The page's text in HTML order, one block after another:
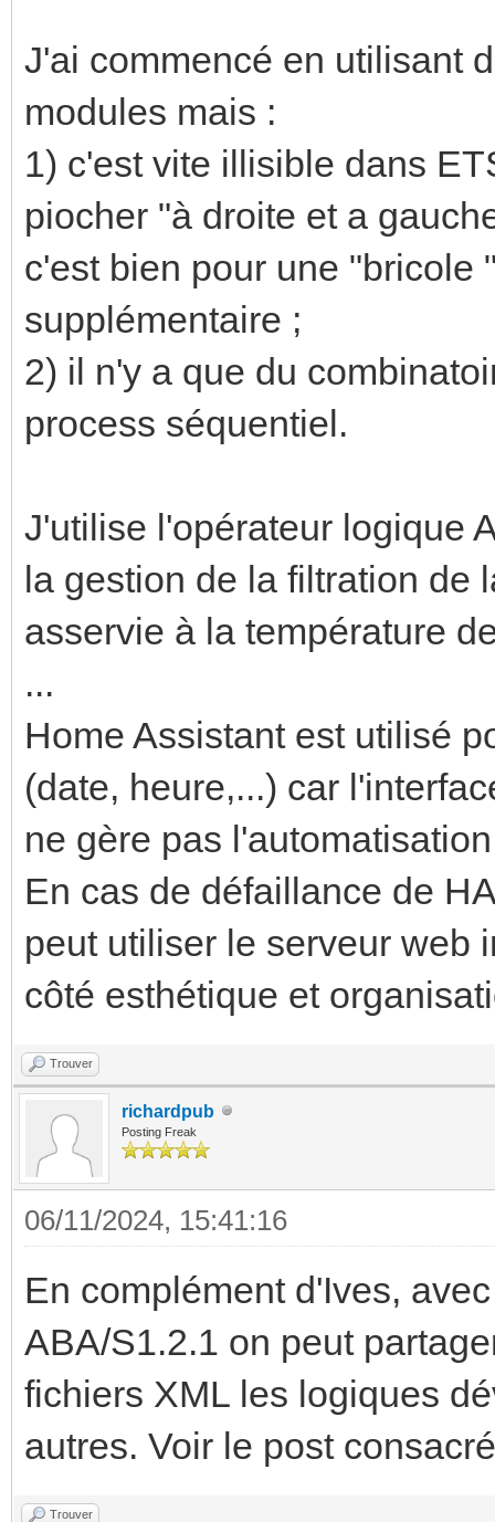
J'ai commencé en utilisant
modules mais :
1) c'est vite illisible dans
piocher "à droite et a
c'est bien pour une "bricole
supplémentaire ;
2) il n'y a que du
process séquentiel.
J'utilise l'opérateur logique
la gestion de la filtration de
asservie à la température
...
Home Assistant est utilisé
(date, heure,...) car
ne gère pas
En cas de défaillance de
peut utiliser le serveur web
côté esthétique et
Trouver
richardpub
Posting Freak
06/11/2024, 15:41:16
En complément d'Ives,
ABA/S1.2.1 on peut
fichiers XML les logiques
autres. Voir le post
Trouver